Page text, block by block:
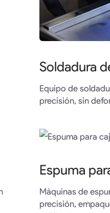
Soldadura
Equipo de
precisión, sin
Espuma
Máquinas de
precisión,